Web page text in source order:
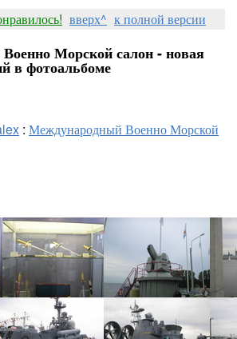
вверх^ к полной версии
Морской салон - новая
в фотоальбоме
: Международный Военно Морской